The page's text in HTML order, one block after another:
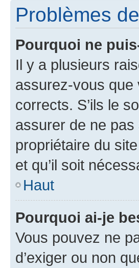
Problèmes
Pourquoi ne
Il y a plusieurs
assurez-vous que
corrects. S’ils le
assurer de ne
propriétaire du
et qu’il soit
Haut
Pourquoi ai-je
Vous pouvez ne
d’exiger ou non